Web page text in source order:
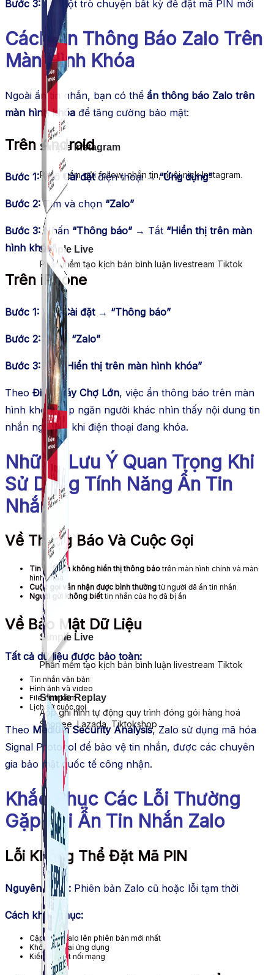
Simple Live
Phần mềm tạo kịch bản bình luận livestream Tiktok
Simple Replay
App ghi hình tự động quy trình đóng gói hàng hoá
Shopee, Lazada, Tiktokshop
Simple Instagram
Phần mềm gửi follow, nhắn tin, nuôi nick Instagram.
Simple Live
Phần mềm tạo kịch bản bình luận livestream Tiktok
Bước 3: Ẩn một trò chuyện bất kỳ để đặt mã PIN mới
Cách Ẩn Thông Báo Zalo Trên
Màn Hình Khóa
Ngoài ẩn tin nhắn, bạn có thể ẩn thông báo Zalo trên
màn hình khóa để tăng cường bảo mật:
Trên Android
Bước 1:Vào Cài đặtđiện thoại →“Ứng dụng”
Bước 2:Tìm và chọn “Zalo”
Bước 3:Nhấn “Thông báo” → Tắt “Hiển thị trên màn
hình khóa”
Trên iPhone
Bước 1: VàoCài đặt→ “Thông báo”
Bước 2: Chọn “Zalo”
Bước 3: Tắt“Hiển thị trên màn hình khóa”
Theo Điện Máy Chợ Lớn, việc ẩn thông báo trên màn
hình khóa giúp ngăn người khác nhìn thấy nội dung tin
nhắn ngay cả khi điện thoại đang khóa.
Những Lưu Ý Quan Trọng Khi
Sử Dụng Tính Năng Ẩn Tin
Nhắn
Về Thông Báo Và Cuộc Gọi
Tin nhắn ẩn không hiển thị thông báotrên màn hình chính và màn
hình khóa
Cuộc gọi vẫn nhận được bình thườngtừ người đã ẩn tin nhắn
Người gửi không biếttin nhắn của họ đã bị ẩn
Về Bảo Mật Dữ Liệu
Tất cả dữ liệu được bảo toàn:
Tin nhắn văn bản
Hình ảnh và video
File đính kèm
Lịch sử cuộc gọi
Theo Medium Security Analysis, Zalo sử dụng mã hóa
Signal Protocol để bảo vệ tin nhắn, được các chuyên
gia bảo mật quốc tế công nhận.
Khắc Phục Các Lỗi Thường
Gặp Khi Ẩn Tin Nhắn Zalo
Lỗi Không Thể Đặt Mã PIN
Nguyên nhân: Phiên bản Zalo cũ hoặc lỗi tạm thời
Cách khắc phục:
Cập nhật Zalo lên phiên bản mới nhất
Khởi động lại ứng dụng
Kiểm tra kết nối mạng